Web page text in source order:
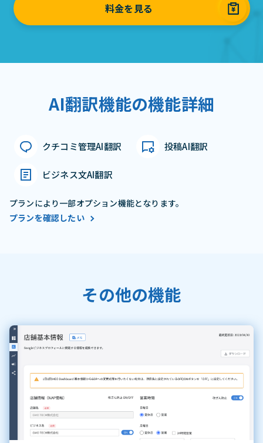
料金を見る
AI翻訳機能の機能詳細
クチコミ管理AI翻訳 投稿AI翻訳
ビジネス文AI翻訳
プランにより一部オプション機能となります。
プランを確認したい
その他の機能